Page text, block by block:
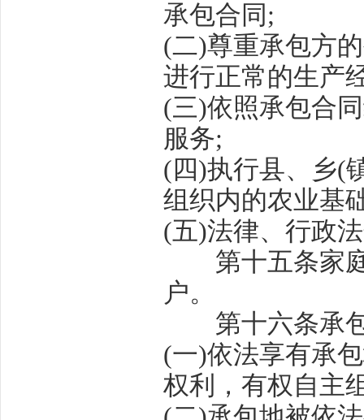
承包合同 ;
(二)尊重承包方
进行正常的生产
(三)依照承包合
服务;
( 四)执行县、乡(
组织内的农业基
(五)法律、行政
第十五条家
户。
第十六条承
(一)依法享有承
权利，有权自主